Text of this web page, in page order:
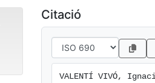
Citació
VALENTÍ VIVÓ,